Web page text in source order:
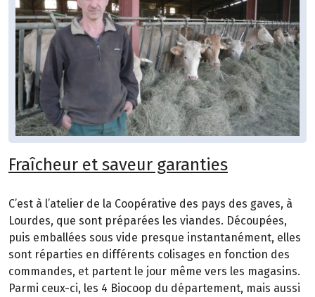
Fraîcheur et saveur garanties
C’est à l’atelier de la Coopérative des pays des gaves, à
Lourdes, que sont préparées les viandes. Découpées,
puis emballées sous vide presque instantanément, elles
sont réparties en différents colisages en fonction des
commandes, et partent le jour même vers les magasins.
Parmi ceux-ci, les 4 Biocoop du département, mais aussi